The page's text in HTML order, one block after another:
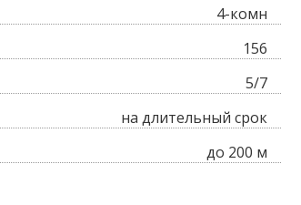
4-комн
156
5/7
на длительный срок
до 200 м